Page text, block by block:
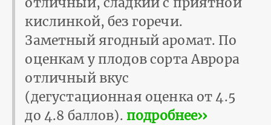
кислинкой, без горечи.
Заметный ягодный аромат. По
оценкам у плодов сорта Аврора
отличный вкус
(дегустационная оценка от 4.5
до 4.8 баллов). подробнее››